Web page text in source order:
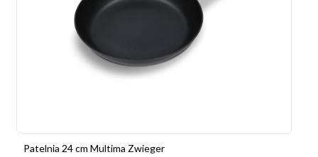
Patelnia 24 cm Multima Zwieger